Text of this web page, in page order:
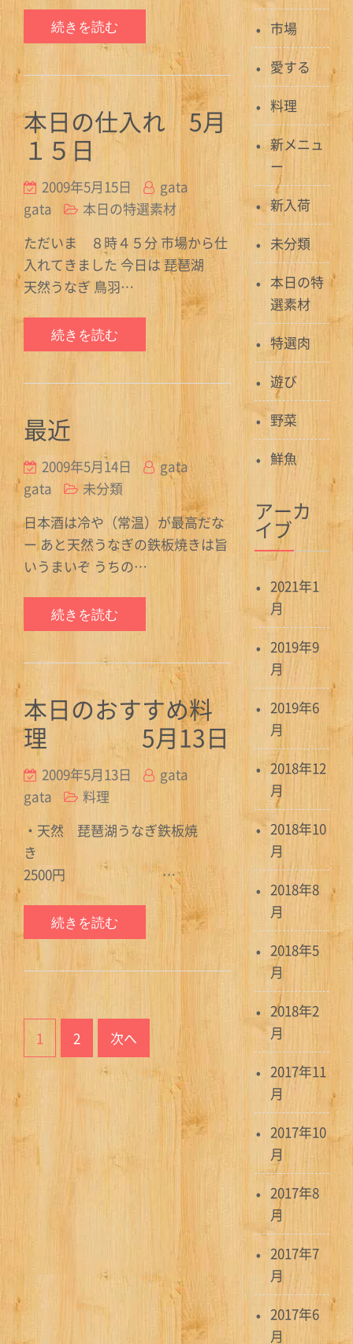
続きを読む
本日の仕入れ 5月
１５日
2009年5月15日
gata
gata
本日の特選素材
ただいま ８時４５分 市場から仕
入れてきました 今日は 琵琶湖
天然うなぎ 鳥羽…
続きを読む
最近
2009年5月14日
gata
gata
未分類
日本酒は冷や（常温）が最高だな
ー あと天然うなぎの鉄板焼きは旨
いうまいぞ うちの…
続きを読む
本日のおすすめ料
理 5月13日
2009年5月13日
gata
gata
料理
・天然 琵琶湖うなぎ鉄板焼
き
2500円 …
続きを読む
投
稿
ゲ
1 2 次へ
市場
愛する
料理
新メニュ
ー
新入荷
未分類
本日の特
選素材
特選肉
遊び
野菜
鮮魚
アーカ
イブ
2021年1
月
2019年9
月
2019年6
月
2018年12
月
2018年10
月
2018年8
月
2018年5
月
2018年2
月
2017年11
月
2017年10
月
2017年8
月
2017年7
月
2017年6
月